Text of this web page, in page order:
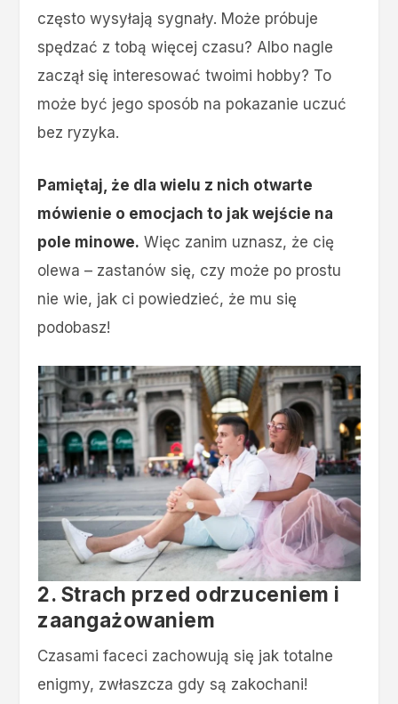
często wysyłają sygnały. Może próbuje
spędzać z tobą więcej czasu? Albo nagle
zaczął się interesować twoimi hobby? To
może być jego sposób na pokazanie uczuć
bez ryzyka.
Pamiętaj, że dla wielu z nich otwarte
mówienie o emocjach to jak wejście na
pole minowe. Więc zanim uznasz, że cię
olewa – zastanów się, czy może po prostu
nie wie, jak ci powiedzieć, że mu się
podobasz!
2. Strach przed odrzuceniem i
zaangażowaniem
Czasami faceci zachowują się jak totalne
enigmy, zwłaszcza gdy są zakochani!